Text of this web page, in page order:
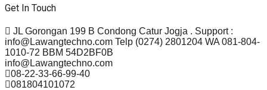
Get In Touch
JL Gorongan 199 B Condong Catur Jogja . Support :
info@Lawangtechno.com Telp (0274) 2801204 WA 081-804-
1010-72 BBM 54D2BF0B
info@Lawangtechno.com
08-22-33-66-99-40
081804101072